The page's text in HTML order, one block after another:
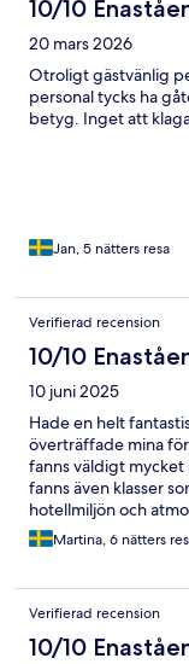
10/10
20 mars 2026
Otroligt gästvänlig
personal tycks ha
betyg. Inget att
Jan, 5 nätters resa
Verifierad recension
10/10
10 juni 2025
Hade en helt
överträffade mina
fanns väldigt
fanns även klasser
hotellmiljön och
Martina, 6 nätters
Verifierad recension
10/10